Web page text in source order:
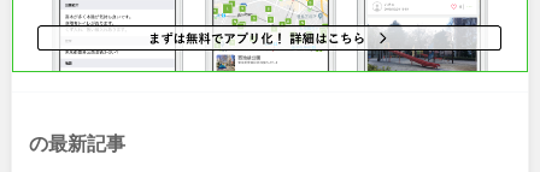
兵庫 奈良
の最新記事